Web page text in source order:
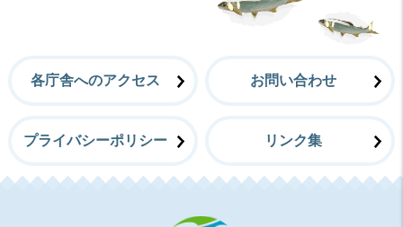
各庁舎へのアクセス お問い合わせ
プライバシーポリシー リンク集